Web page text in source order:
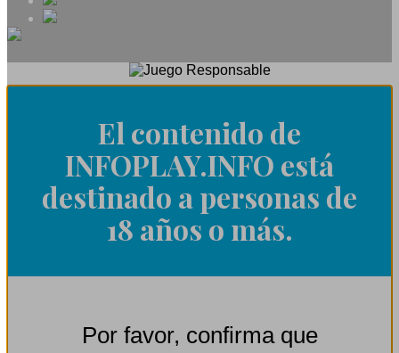
El contenido de
INFOPLAY.INFO está
destinado a personas de
18 años o más.
Por favor, confirma que